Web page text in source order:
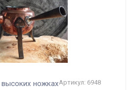
ножкахАртикул: 6948